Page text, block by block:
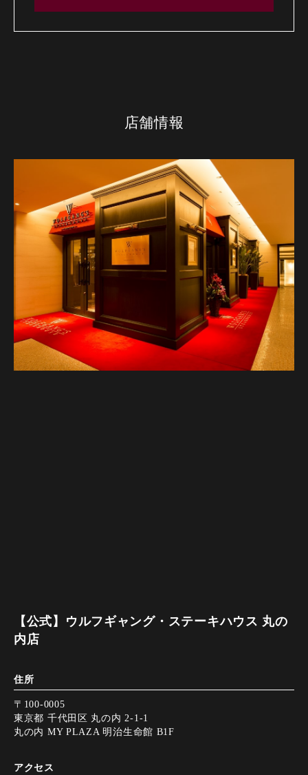
店舗情報
【公式】ウルフギャング・ステーキハウス 丸の
内店
住所
〒100-0005
東京都 千代田区 丸の内 2-1-1
丸の内 MY PLAZA 明治生命館 B1F
アクセス